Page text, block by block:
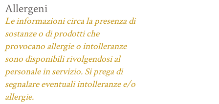
Allergeni
Le informazioni circa la presenza di
sostanze o di prodotti che
provocano allergie o intolleranze
sono disponibili rivolgendosi al
personale in servizio. Si prega di
segnalare eventuali intolleranze e/o
allergie.